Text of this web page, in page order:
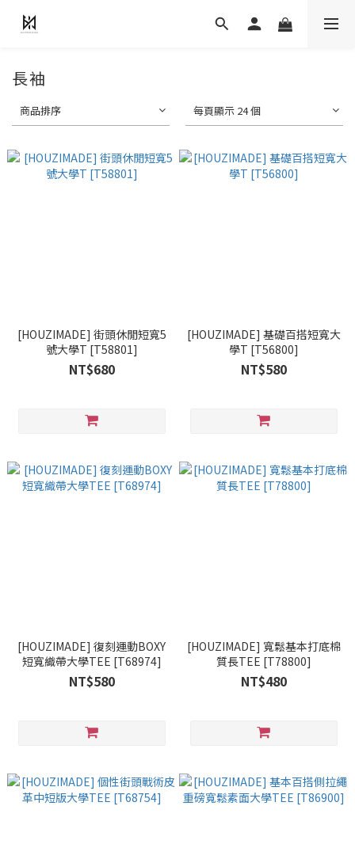
長袖
商品排序 每頁顯示 24 個
[HOUZIMADE] 街頭休閒短寬5
號大學T [T58801]
NT$680
[HOUZIMADE] 基礎百搭短寬大
學T [T56800]
NT$580
[HOUZIMADE] 復刻運動BOXY
短寬織帶大學TEE [T68974]
NT$580
[HOUZIMADE] 寬鬆基本打底棉
質長TEE [T78800]
NT$480